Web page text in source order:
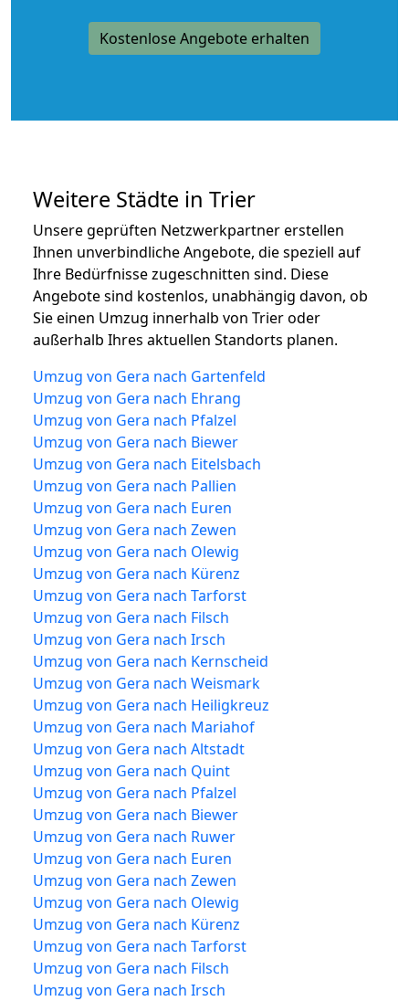
Kostenlose Angebote erhalten
Weitere Städte in Trier
Unsere geprüften Netzwerkpartner erstellen
Ihnen unverbindliche Angebote, die speziell auf
Ihre Bedürfnisse zugeschnitten sind. Diese
Angebote sind kostenlos, unabhängig davon, ob
Sie einen Umzug innerhalb von Trier oder
außerhalb Ihres aktuellen Standorts planen.
Umzug von Gera nach Gartenfeld
Umzug von Gera nach Ehrang
Umzug von Gera nach Pfalzel
Umzug von Gera nach Biewer
Umzug von Gera nach Eitelsbach
Umzug von Gera nach Pallien
Umzug von Gera nach Euren
Umzug von Gera nach Zewen
Umzug von Gera nach Olewig
Umzug von Gera nach Kürenz
Umzug von Gera nach Tarforst
Umzug von Gera nach Filsch
Umzug von Gera nach Irsch
Umzug von Gera nach Kernscheid
Umzug von Gera nach Weismark
Umzug von Gera nach Heiligkreuz
Umzug von Gera nach Mariahof
Umzug von Gera nach Altstadt
Umzug von Gera nach Quint
Umzug von Gera nach Pfalzel
Umzug von Gera nach Biewer
Umzug von Gera nach Ruwer
Umzug von Gera nach Euren
Umzug von Gera nach Zewen
Umzug von Gera nach Olewig
Umzug von Gera nach Kürenz
Umzug von Gera nach Tarforst
Umzug von Gera nach Filsch
Umzug von Gera nach Irsch